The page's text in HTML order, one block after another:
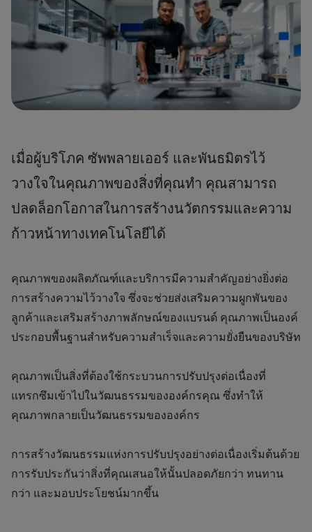
เมื่อผู้บริโภค ซัพพลายเออร์ และพันธมิตรไว้
วางใจในคุณภาพของสิ่งที่คุณทำ คุณสามารถ
ปลดล็อกโอกาสในการสร้างนวัตกรรมและความ
ก้าวหน้าทางเทคโนโลยีได้
คุณภาพของผลิตภัณฑ์และบริการมีความสำคัญอย่างยิ่งต่อ
การสร้างความไว้วางใจ ซึ่งจะช่วยส่งเสริมความผูกพันของ
ลูกค้าและเสริมสร้างภาพลักษณ์ของแบรนด์ คุณภาพเป็นองค์
ประกอบพื้นฐานสำหรับความสำเร็จและความยั่งยืนของบริษัท
คุณภาพเป็นสิ่งที่ต้องใช้กระบวนการปรับปรุงต่อเนื่องที่
แทรกซึมเข้าไปในวัฒนธรรมขององค์กรคุณ ซึ่งทำให้
คุณภาพกลายเป็นวัฒนธรรมขององค์กร
การสร้างวัฒนธรรมแห่งการปรับปรุงอย่างต่อเนื่องเริ่มต้นด้วย
การรับประกันว่าสิ่งที่คุณเสนอให้นั้นปลอดภัยกว่า ทนทาน
กว่า และมอบประโยชน์มากขึ้น